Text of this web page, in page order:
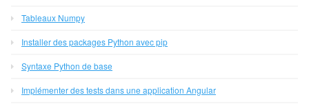
Tableaux Numpy
Installer des packages Python avec pip
Syntaxe Python de base
Implémenter des tests dans une application Angular